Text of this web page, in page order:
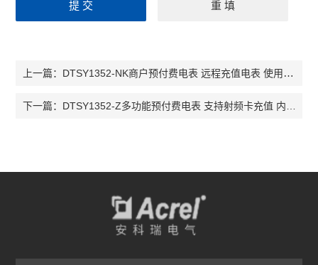
上一篇： DTSY1352-NK商户预付费电表 远程充值电表 使用方便
下一篇： DTSY1352-Z多功能预付费电表 支持射频卡充值 内置通断